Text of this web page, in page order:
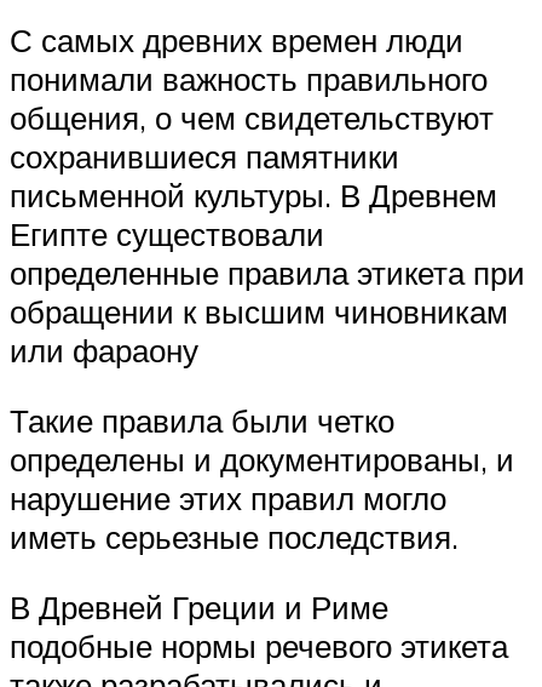
С самых древних времен люди
понимали важность правильного
общения, о чем свидетельствуют
сохранившиеся памятники
письменной культуры. В Древнем
Египте существовали
определенные правила этикета при
обращении к высшим чиновникам
или фараону
Такие правила были четко
определены и документированы, и
нарушение этих правил могло
иметь серьезные последствия.
В Древней Греции и Риме
подобные нормы речевого этикета